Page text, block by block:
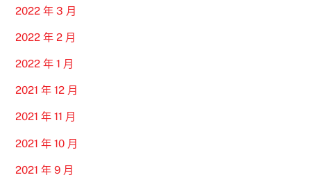
2022 年 3 月
2022 年 2 月
2022 年 1 月
2021 年 12 月
2021 年 11 月
2021 年 10 月
2021 年 9 月